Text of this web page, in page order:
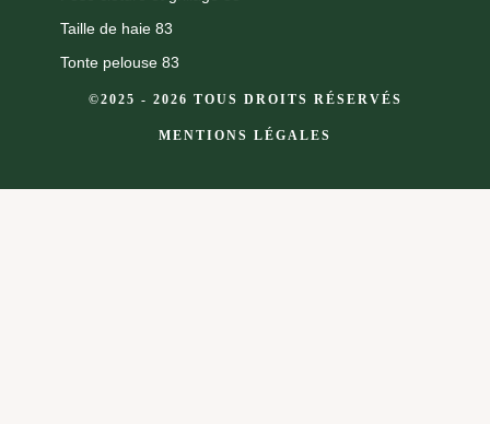
Taille de haie 83
Tonte pelouse 83
©2025 - 2026 TOUS DROITS RÉSERVÉS
MENTIONS LÉGALES